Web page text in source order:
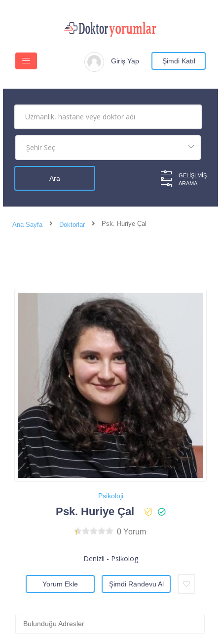
Giriş Yap Şimdi Katıl
GELIŞLMIŞ
ARAMA
Ana Sayfa Doktorlar Psk. Huriye Çal
Psikoloji
Psk. Huriye Çal
0 Yorum
Denizli - Psikolog
Yorum Ekle Şimdi Randevu Al
Bulunduğu Adresler